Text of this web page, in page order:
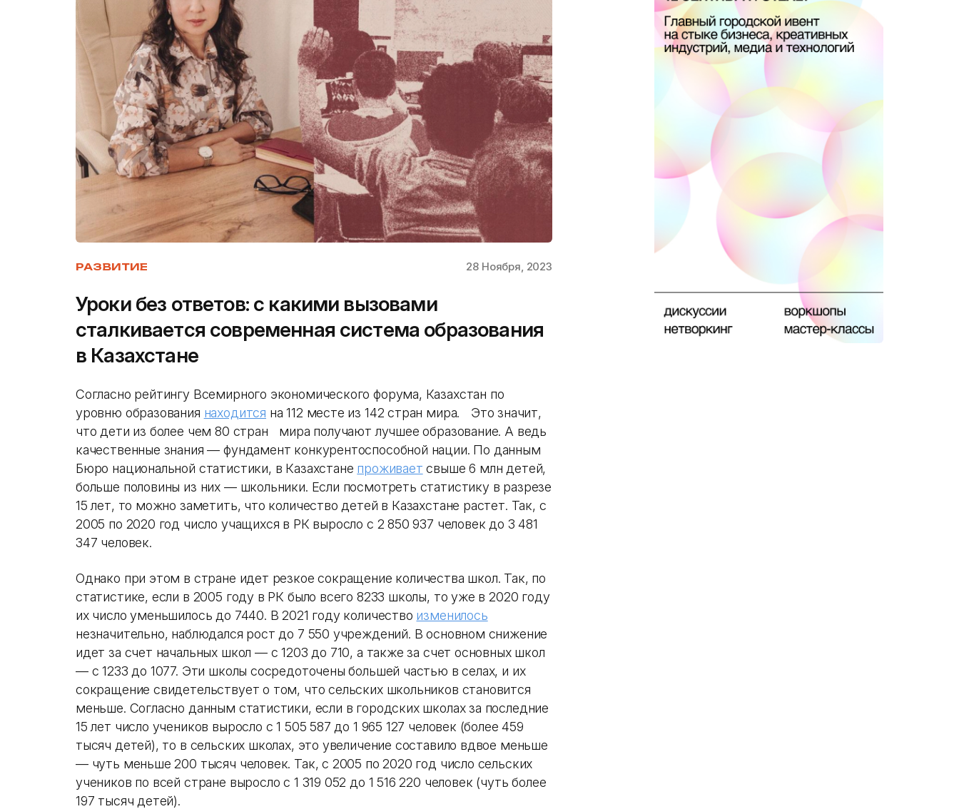
РАЗВИТИЕ 28 Ноября, 2023
Уроки без ответов: с какими вызовами
сталкивается современная система образования
в Казахстане
Согласно рейтингу Всемирного экономического форума, Казахстан по
уровню образования находится на 112 месте из 142 стран мира. Это значит,
что дети из более чем 80 стран мира получают лучшее образование. А ведь
качественные знания — фундамент конкурентоспособной нации. По данным
Бюро национальной статистики, в Казахстане проживает свыше 6 млн детей,
больше половины из них — школьники. Если посмотреть статистику в разрезе
15 лет, то можно заметить, что количество детей в Казахстане растет. Так, с
2005 по 2020 год число учащихся в РК выросло с 2 850 937 человек до 3 481
347 человек.
Однако при этом в стране идет резкое сокращение количества школ. Так, по
статистике, если в 2005 году в РК было всего 8233 школы, то уже в 2020 году
их число уменьшилось до 7440. В 2021 году количество изменилось
незначительно, наблюдался рост до 7 550 учреждений. В основном снижение
идет за счет начальных школ — с 1203 до 710, а также за счет основных школ
— с 1233 до 1077. Эти школы сосредоточены большей частью в селах, и их
сокращение свидетельствует о том, что сельских школьников становится
меньше. Согласно данным статистики, если в городских школах за последние
15 лет число учеников выросло с 1 505 587 до 1 965 127 человек (более 459
тысяч детей), то в сельских школах, это увеличение составило вдвое меньше
— чуть меньше 200 тысяч человек. Так, с 2005 по 2020 год число сельских
учеников по всей стране выросло с 1 319 052 до 1 516 220 человек (чуть более
197 тысяч детей).